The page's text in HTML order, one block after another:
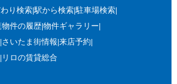
り検索 駅から検索 駐車場検索
物件の履歴 物件ギャラリー
さいたま街情報 来店予約
リロの賃貸総合